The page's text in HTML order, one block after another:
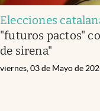
Elecciones
"futuros pactos"
de sirena"
viernes, 03 de Mayo de